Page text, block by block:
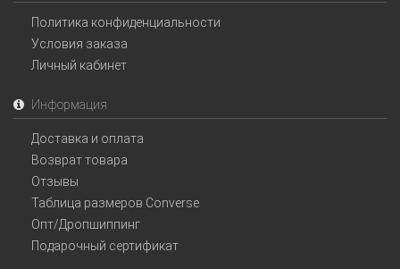
Политика конфиденциальности
Условия заказа
Личный кабинет
Информация
Доставка и оплата
Возврат товара
Отзывы
Таблица размеров Converse
Опт/Дропшиппинг
Подарочный сертификат